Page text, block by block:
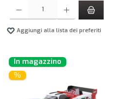
Aggiungi alla lista dei preferiti
In magazzino
%